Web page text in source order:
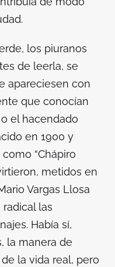
, los piuranos
de leerla, se
apareciesen con
que conocían
el hacendado
en 1900 y
“Chápiro
metidos en
Vargas Llosa
las
Había sí,
la manera de
la vida real, pero